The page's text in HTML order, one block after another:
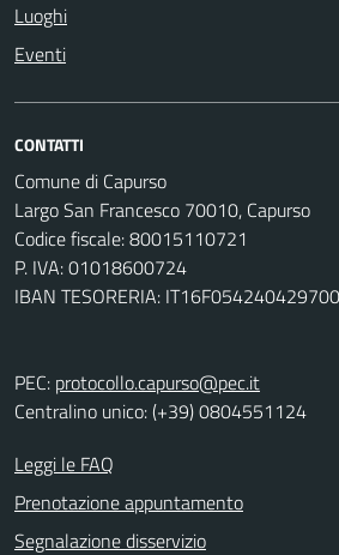
Luoghi
Eventi
CONTATTI
Comune di Capurso
Largo San Francesco 70010, Capurso
Codice fiscale: 80015110721
P. IVA: 01018600724
IBAN TESORERIA:
PEC: protocollo.capurso@pec.it
Centralino unico: (+39) 0804551124
Leggi le FAQ
Prenotazione appuntamento
Segnalazione disservizio